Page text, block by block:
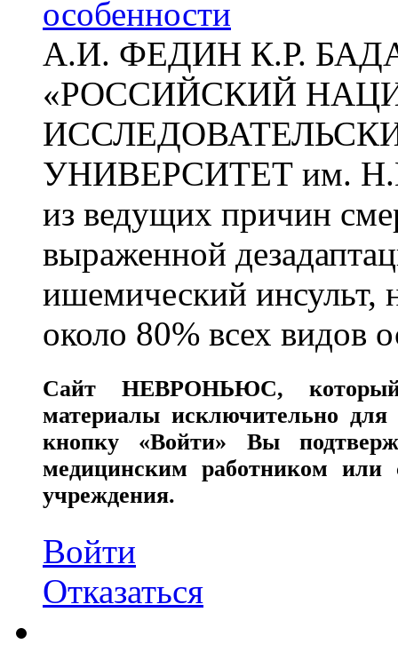
особенности
А.И. ФЕДИН К.Р.
«РОССИЙСКИЙ
УНИВЕРСИТЕТ им.
из ведущих причин
выраженной
ишемический инсульт,
около 80% всех видов
СайтНЕВРОНЬЮС,
материалы исключительно для
кнопку «Войти» Вы
медицинским работником или
учреждения.
Войти
Отказаться